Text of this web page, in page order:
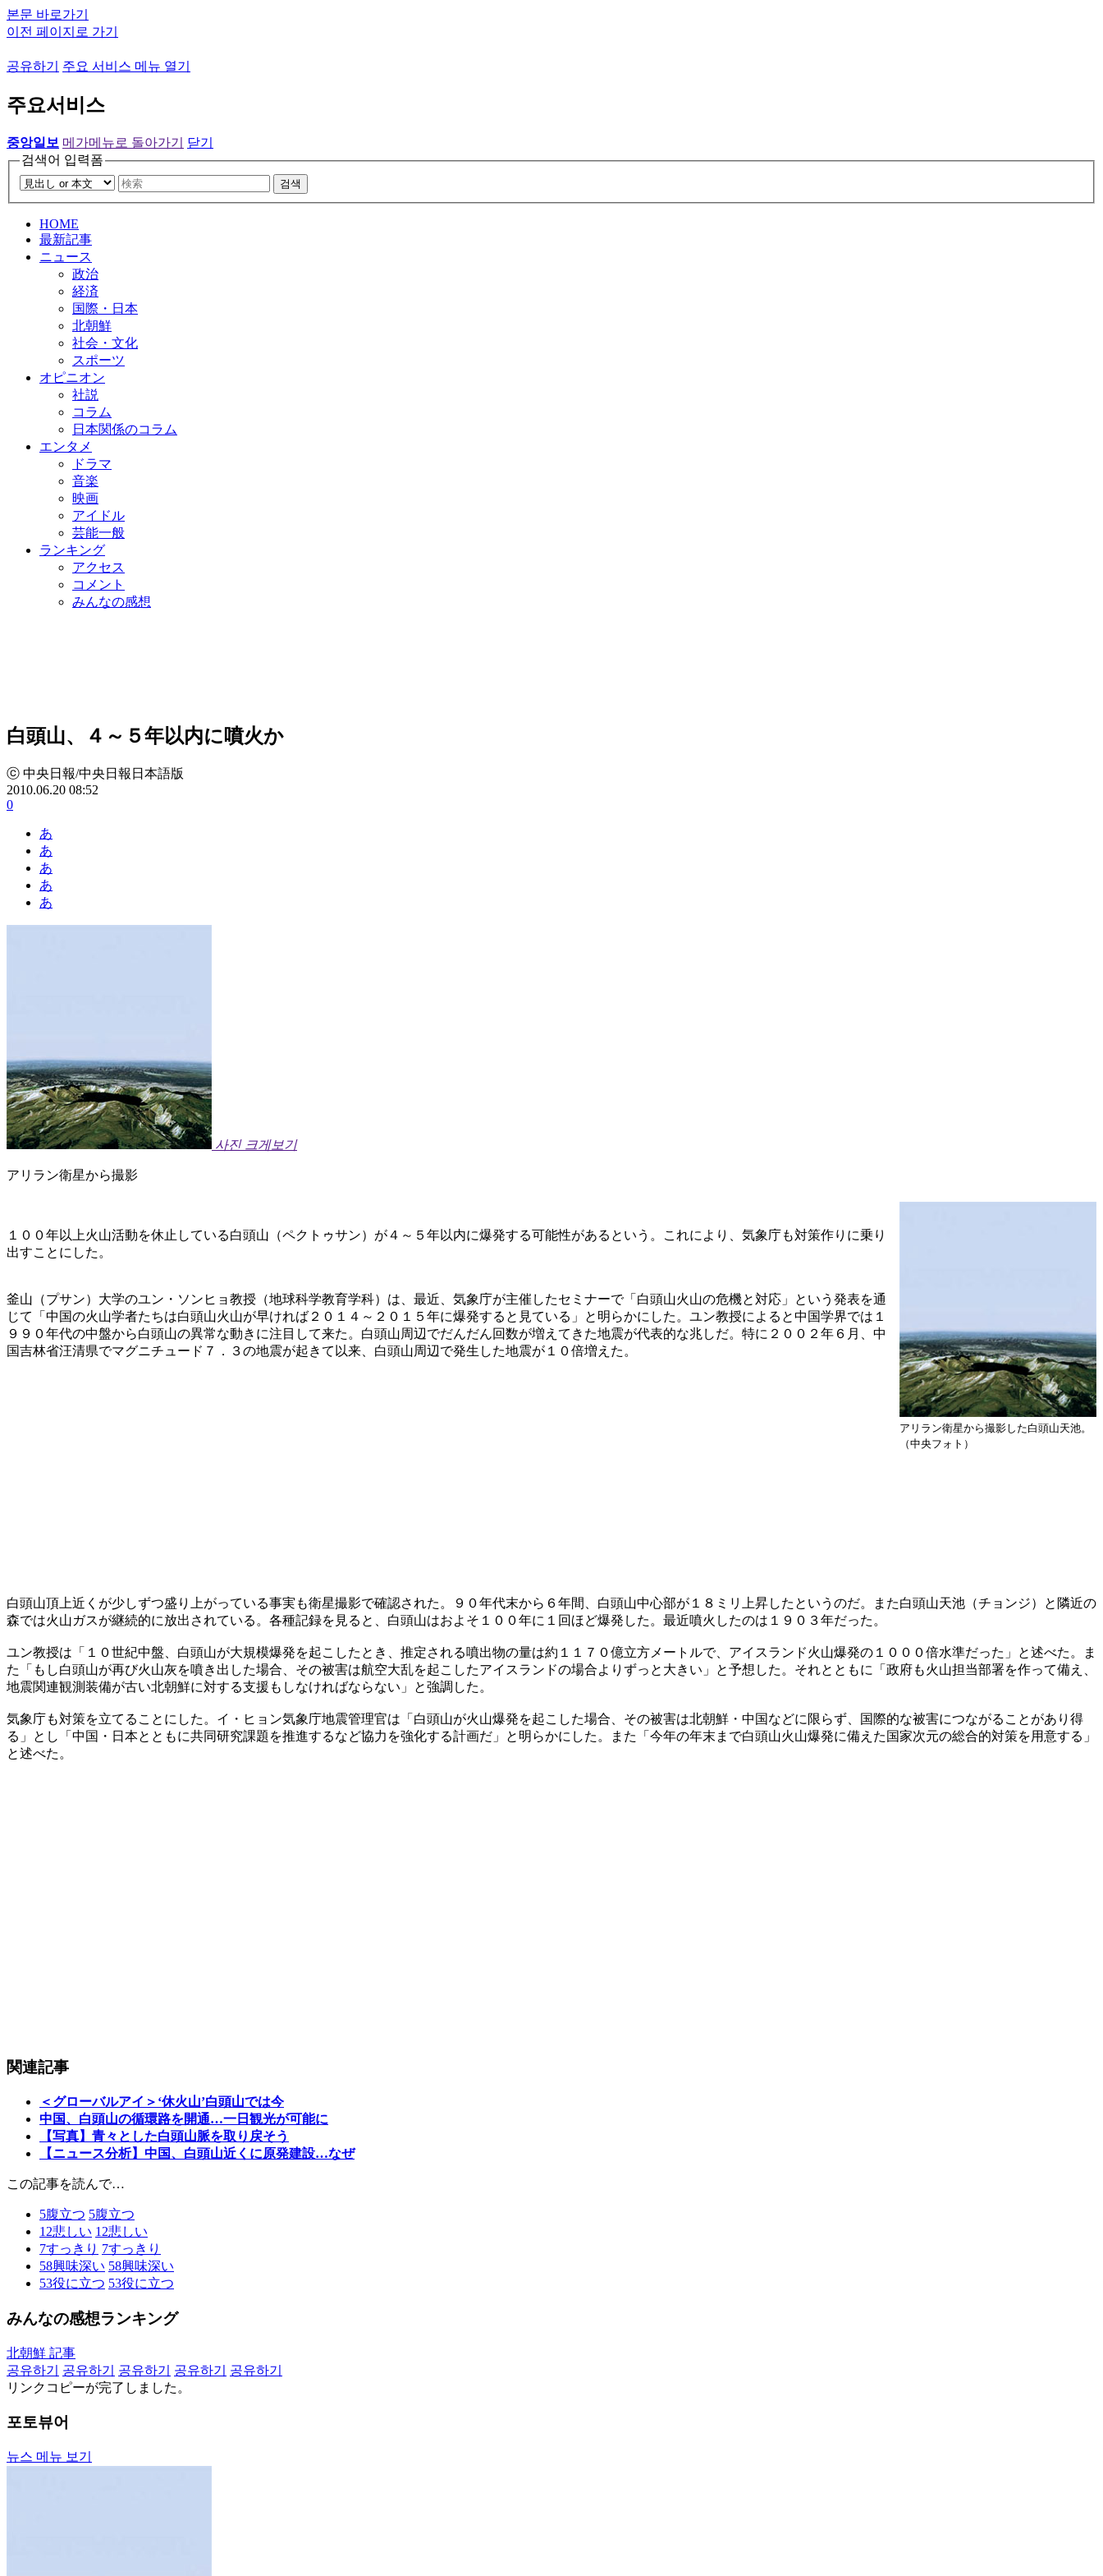
본문 바로가기
이전 페이지로 가기
공유하기 주요 서비스 메뉴 열기
주요서비스
중앙일보 메가메뉴로 돌아가기
닫기
검색어 입력폼
검색
HOME
最新記事
ニュース
政治
経済
国際・日本
北朝鮮
社会・文化
スポーツ
オピニオン
社説
コラム
日本関係のコラム
エンタメ
ドラマ
音楽
映画
アイドル
芸能一般
ランキング
アクセス
コメント
みんなの感想
白頭山、４～５年以内に噴火か
ⓒ 中央日報/中央日報日本語版
2010.06.20 08:52
0
あ
あ
あ
あ
あ
사진 크게보기
アリラン衛星から撮影
アリラン衛星から撮影した白頭山天池。
（中央フォト）
１００年以上火山活動を休止している白頭山（ペクトゥサン）が４～５年以内に爆発する可能性があるという。これにより、気象庁も対策作りに乗り
出すことにした。
釜山（プサン）大学のユン・ソンヒョ教授（地球科学教育学科）は、最近、気象庁が主催したセミナーで「白頭山火山の危機と対応」という発表を通
じて「中国の火山学者たちは白頭山火山が早ければ２０１４～２０１５年に爆発すると見ている」と明らかにした。ユン教授によると中国学界では１
９９０年代の中盤から白頭山の異常な動きに注目して来た。白頭山周辺でだんだん回数が増えてきた地震が代表的な兆しだ。特に２００２年６月、中
国吉林省汪清県でマグニチュード７．３の地震が起きて以来、白頭山周辺で発生した地震が１０倍増えた。
白頭山頂上近くが少しずつ盛り上がっている事実も衛星撮影で確認された。９０年代末から６年間、白頭山中心部が１８ミリ上昇したというのだ。また白頭山天池（チョンジ）と隣近の
森では火山ガスが継続的に放出されている。各種記録を見ると、白頭山はおよそ１００年に１回ほど爆発した。最近噴火したのは１９０３年だった。
ユン教授は「１０世紀中盤、白頭山が大規模爆発を起こしたとき、推定される噴出物の量は約１１７０億立方メートルで、アイスランド火山爆発の１０００倍水準だった」と述べた。ま
た「もし白頭山が再び火山灰を噴き出した場合、その被害は航空大乱を起こしたアイスランドの場合よりずっと大きい」と予想した。それとともに「政府も火山担当部署を作って備え、
地震関連観測装備が古い北朝鮮に対する支援もしなければならない」と強調した。
気象庁も対策を立てることにした。イ・ヒョン気象庁地震管理官は「白頭山が火山爆発を起こした場合、その被害は北朝鮮・中国などに限らず、国際的な被害につながることがあり得
る」とし「中国・日本とともに共同研究課題を推進するなど協力を強化する計画だ」と明らかにした。また「今年の年末まで白頭山火山爆発に備えた国家次元の総合的対策を用意する」
と述べた。
関連記事
＜グローバルアイ＞‘休火山’白頭山では今
中国、白頭山の循環路を開通…一日観光が可能に
【写真】青々とした白頭山脈を取り戻そう
【ニュース分析】中国、白頭山近くに原発建設…なぜ
この記事を読んで…
5腹立つ 5腹立つ
12悲しい 12悲しい
7すっきり 7すっきり
58興味深い 58興味深い
53役に立つ 53役に立つ
みんなの感想ランキング
北朝鮮 記事
공유하기
공유하기 공유하기 공유하기
공유하기
リンクコピーが完了しました。
포토뷰어
뉴스 메뉴 보기